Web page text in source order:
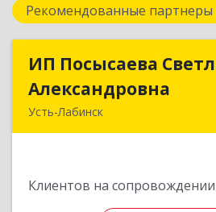
Рекомендованные партнеры
ИП Посысаева
Александровна
Усть-Лабинск
Клиентов на сопровождении
ИП